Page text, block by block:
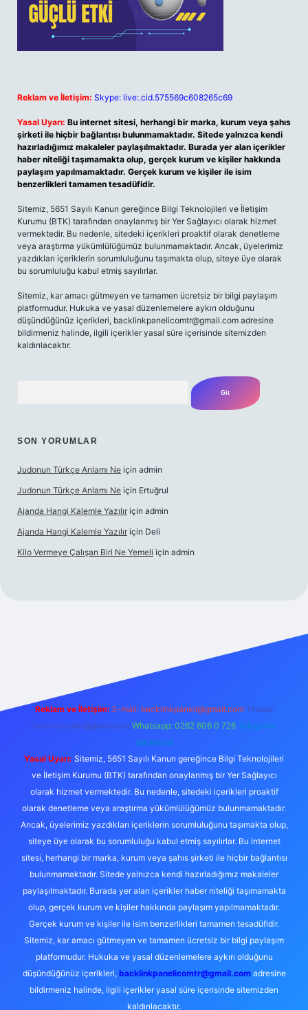
Reklam ve İletişim: Skype: live:.cid.575569c608265c69
Yasal Uyarı: Bu internet sitesi, herhangi bir marka, kurum veya şahıs
şirketi ile hiçbir bağlantısı bulunmamaktadır. Sitede yalnızca kendi
hazırladığımız makaleler paylaşılmaktadır. Burada yer alan içerikler
haber niteliği taşımamakta olup, gerçek kurum ve kişiler hakkında
paylaşım yapılmamaktadır. Gerçek kurum ve kişiler ile isim
benzerlikleri tamamen tesadüfidir.
Sitemiz, 5651 Sayılı Kanun gereğince Bilgi Teknolojileri ve İletişim
Kurumu (BTK) tarafından onaylanmış bir Yer Sağlayıcı olarak hizmet
vermektedir. Bu nedenle, sitedeki içerikleri proaktif olarak denetleme
veya araştırma yükümlülüğümüz bulunmamaktadır. Ancak, üyelerimiz
yazdıkları içeriklerin sorumluluğunu taşımakta olup, siteye üye olarak
bu sorumluluğu kabul etmiş sayılırlar.
Sitemiz, kar amacı gütmeyen ve tamamen ücretsiz bir bilgi paylaşım
platformudur. Hukuka ve yasal düzenlemelere aykırı olduğunu
düşündüğünüz içerikleri, backlinkpanelicomtr@gmail.com adresine
bildirmeniz halinde, ilgili içerikler yasal süre içerisinde sitemizden
kaldırılacaktır.
SON YORUMLAR
Judonun Türkçe Anlamı Ne için admin
Judonun Türkçe Anlamı Ne için Ertuğrul
Ajanda Hangi Kalemle Yazılır için admin
Ajanda Hangi Kalemle Yazılır için Deli
Kilo Vermeye Çalışan Biri Ne Yemeli için admin
Reklam ve İletişim: E-mail: backlinkpaneli@gmail.com Teams:
forumhizmeti@gmail.com Whatsapp: 0262 606 0 726 Telegram:
@karabul
Yasal Uyarı: Sitemiz, 5651 Sayılı Kanun gereğince Bilgi Teknolojileri
ve İletişim Kurumu (BTK) tarafından onaylanmış bir Yer Sağlayıcı
olarak hizmet vermektedir. Bu nedenle, sitedeki içerikleri proaktif
olarak denetleme veya araştırma yükümlülüğümüz bulunmamaktadır.
Ancak, üyelerimiz yazdıkları içeriklerin sorumluluğunu taşımakta olup,
siteye üye olarak bu sorumluluğu kabul etmiş sayılırlar. Bu internet
sitesi, herhangi bir marka, kurum veya şahıs şirketi ile hiçbir bağlantısı
bulunmamaktadır. Sitede yalnızca kendi hazırladığımız makaleler
paylaşılmaktadır. Burada yer alan içerikler haber niteliği taşımamakta
olup, gerçek kurum ve kişiler hakkında paylaşım yapılmamaktadır.
Gerçek kurum ve kişiler ile isim benzerlikleri tamamen tesadüfidir.
Sitemiz, kar amacı gütmeyen ve tamamen ücretsiz bir bilgi paylaşım
platformudur. Hukuka ve yasal düzenlemelere aykırı olduğunu
düşündüğünüz içerikleri, backlinkpanelicomtr@gmail.comadresine
bildirmeniz halinde, ilgili içerikler yasal süre içerisinde sitemizden
kaldırılacaktır.